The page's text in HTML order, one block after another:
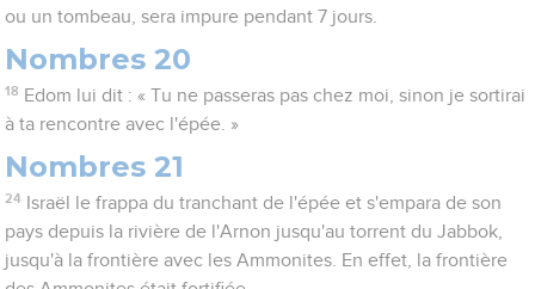
ou un tombeau, sera impure pendant 7 jours.
Nombres 20
18 Edom lui dit : « Tu ne passeras pas chez moi, sinon je sortirai
à ta rencontre avec l'épée. »
Nombres 21
24
Israël le frappa du tranchant de l'épée et s'empara de son
pays depuis la rivière de l'Arnon jusqu'au torrent du Jabbok,
jusqu'à la frontière avec les Ammonites. En effet, la frontière